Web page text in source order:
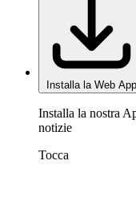
Installa la Web App
Installa la nostra
notizie
Tocca